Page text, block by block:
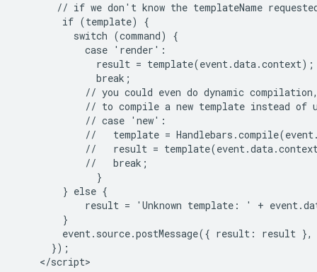
// if we don't know the templateName
        if (template) {
          switch (command) {
            case 'render':
              result = template(event.data.context);
              break;
// you could even do dynamic
// to compile a new template instead of
            // case 'new':
//   template =
//   result =
            //   break;
              }
        } else {
result = 'Unknown template: ' +
        }
event.source.postMessage({ result: result
      });